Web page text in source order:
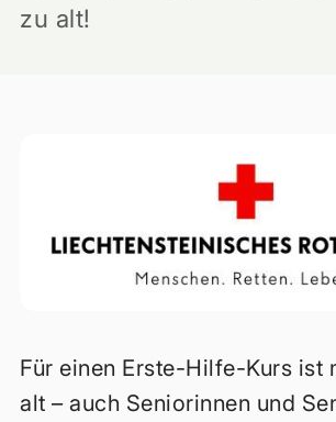
zu alt!
Für einen Erste-Hilfe-Kurs ist
alt – auch Seniorinnen und